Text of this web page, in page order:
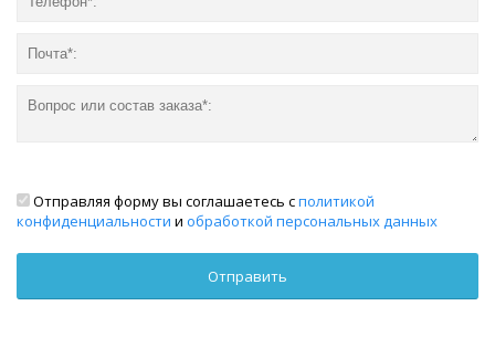
Отправляя форму вы соглашаетесь сполитикой
конфиденциальности и обработкой персональных данных